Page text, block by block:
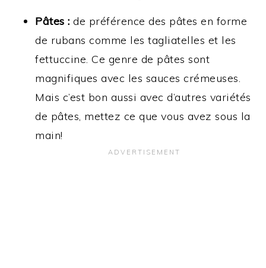
Pâtes : de préférence des pâtes en forme
de rubans comme les tagliatelles et les
fettuccine. Ce genre de pâtes sont
magnifiques avec les sauces crémeuses.
Mais c’est bon aussi avec d’autres variétés
de pâtes, mettez ce que vous avez sous la
main!